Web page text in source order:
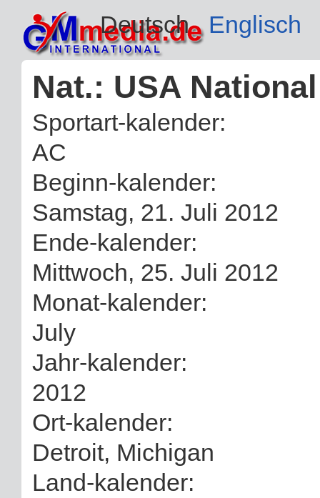
Deutsch Englisch
Nat.: USA
Sportart-kalender:
AC
Beginn-kalender:
Samstag, 21. Juli 2012
Ende-kalender:
Mittwoch, 25. Juli 2012
Monat-kalender:
July
Jahr-kalender:
2012
Ort-kalender:
Detroit, Michigan
Land-kalender: